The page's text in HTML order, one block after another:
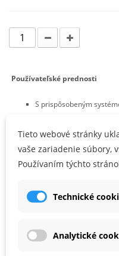
Používateľské prednosti
S prispôsobeným
rybinové spoje za okamih
na poloskrytý rybinový
, balenie pre samoobslužný
PARAMETRE
Tieto webové stránky
vaše zariadenie súbory,
Používaním týchto
Technické
Analytické